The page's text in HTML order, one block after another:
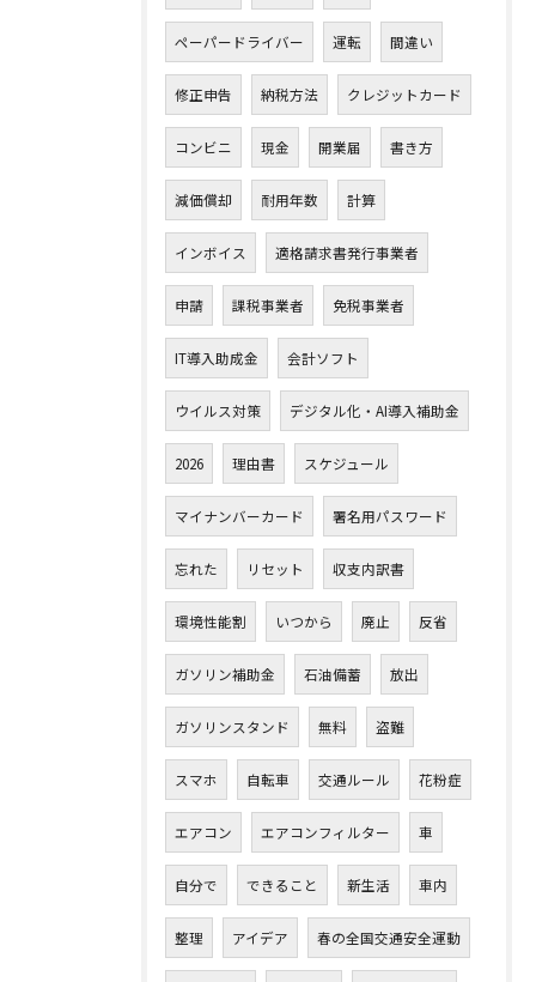
ペーパードライバー 運転 間違い
修正申告 納税方法 クレジットカード
コンビニ 現金 開業届 書き方
減価償却 耐用年数 計算
インボイス 適格請求書発行事業者
申請 課税事業者 免税事業者
IT導入助成金 会計ソフト
ウイルス対策 デジタル化・AI導入補助金
2026 理由書 スケジュール
マイナンバーカード 署名用パスワード
忘れた リセット 収支内訳書
環境性能割 いつから 廃止 反省
ガソリン補助金 石油備蓄 放出
ガソリンスタンド 無料 盗難
スマホ 自転車 交通ルール 花粉症
エアコン エアコンフィルター 車
自分で できること 新生活 車内
整理 アイデア 春の全国交通安全運動